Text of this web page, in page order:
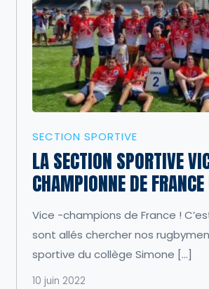
SECTION SPORTIVE
LA SECTION SPORTIVE
CHAMPIONNE DE
Vice -champions de France !
sont allés chercher nos
sportive du collège Simone […]
10 juin 2022